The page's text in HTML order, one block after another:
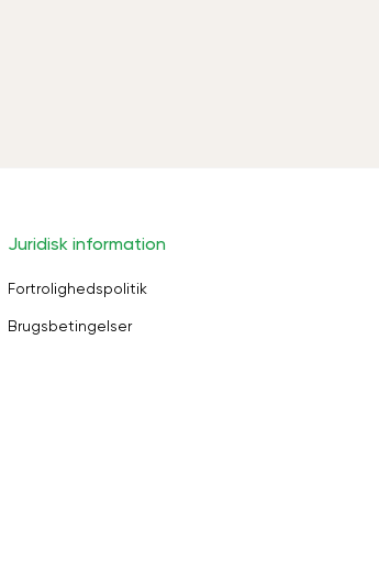
Juridisk information
Fortrolighedspolitik
Brugsbetingelser